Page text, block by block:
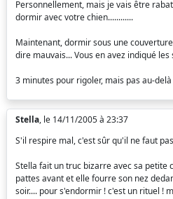
Personnellement, mais je vais être
dormir avec votre chien............
Maintenant, dormir sous une
dire mauvais... Vous en avez indiqué
3 minutes pour rigoler, mais pas au-delà
Stella, le 14/11/2005 à 23:37
S'il respire mal, c'est sûr qu'il ne faut
Stella fait un truc bizarre avec sa petite
pattes avant et elle fourre son nez
soir.... pour s'endormir ! c'est un rituel !